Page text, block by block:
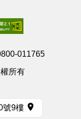
011765
所有
號9樓